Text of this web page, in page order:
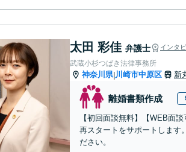
太田 彩佳 弁護士 インタ
武蔵小杉つばき法律事務所
神奈川県|川崎市中原区 新
離婚書類作成
【初回面談無料】【WEB面
再スタートをサポートします
ださい。